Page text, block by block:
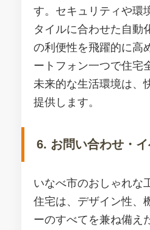
す。セキュリティや環
タイルに合わせた自動
の利便性を飛躍的に高
ートフォン一つで住宅
未来的な生活環境は、
提供します。
6. お問い合わせ・
いなべ市のおしゃれな
住宅は、デザイン性、
ーのすべてを兼ね備え